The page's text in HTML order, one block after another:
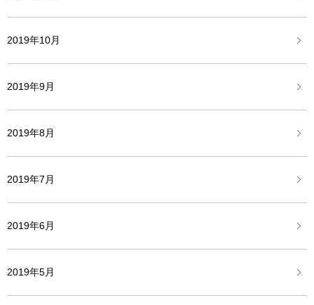
2019年10月
2019年9月
2019年8月
2019年7月
2019年6月
2019年5月